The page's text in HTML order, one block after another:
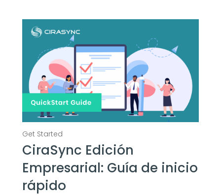
CiraSync Edición
Empresarial: Guía de inicio
rápido